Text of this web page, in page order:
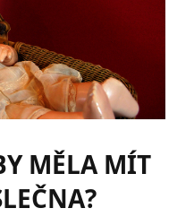
MĚLA MÍT